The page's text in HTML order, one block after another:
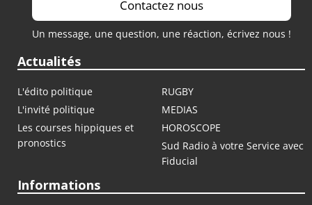
Contactez nous
Un message, une question, une réaction, écrivez nous !
Actualités
L'édito politique
RUGBY
L'invité politique
MEDIAS
Les courses hippiques et
pronostics
HOROSCOPE
Sud Radio à votre Service avec
Fiducial
Informations